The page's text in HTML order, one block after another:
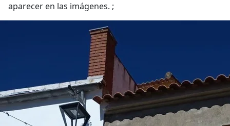
aparecer en las imágenes. ;